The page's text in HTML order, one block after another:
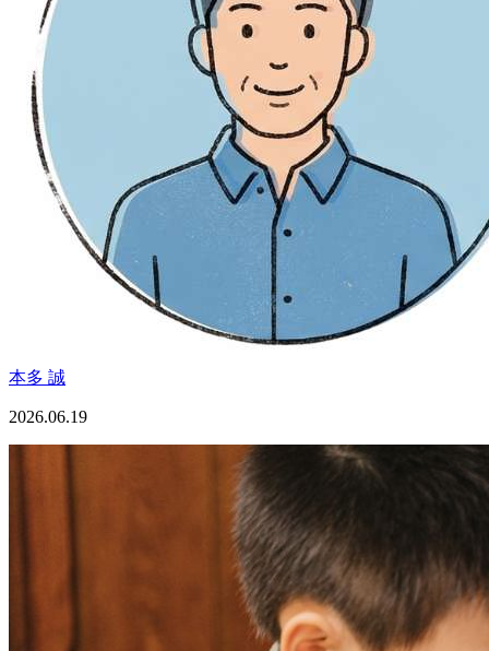
本多 誠
2026.06.19